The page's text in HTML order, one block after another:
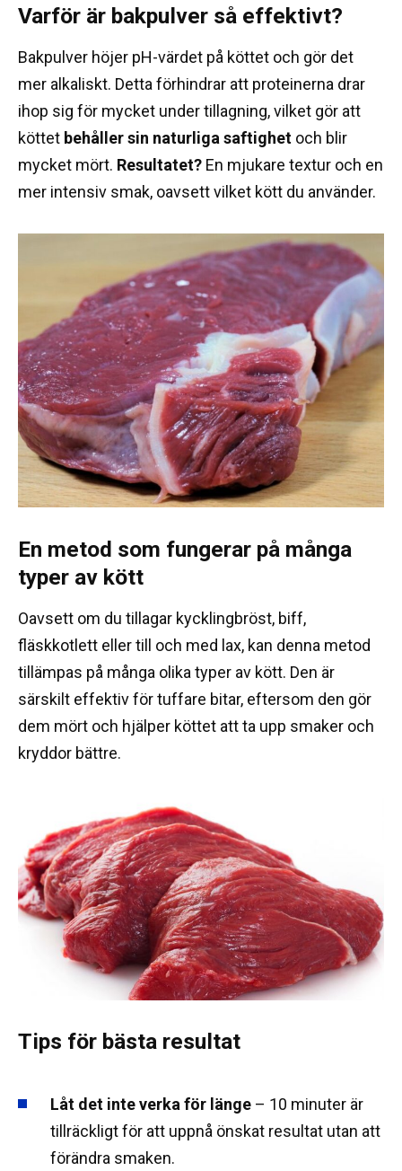
Varför är bakpulver så effektivt?
Bakpulver höjer pH-värdet på köttet och gör det
mer alkaliskt. Detta förhindrar att proteinerna drar
ihop sig för mycket under tillagning, vilket gör att
köttet behåller sin naturliga saftighet och blir
mycket mört. Resultatet? En mjukare textur och en
mer intensiv smak, oavsett vilket kött du använder.
En metod som fungerar på många
typer av kött
Oavsett om du tillagar kycklingbröst, biff,
fläskkotlett eller till och med lax, kan denna metod
tillämpas på många olika typer av kött. Den är
särskilt effektiv för tuffare bitar, eftersom den gör
dem mört och hjälper köttet att ta upp smaker och
kryddor bättre.
Tips för bästa resultat
Låt det inte verka för länge – 10 minuter är
tillräckligt för att uppnå önskat resultat utan att
förändra smaken.